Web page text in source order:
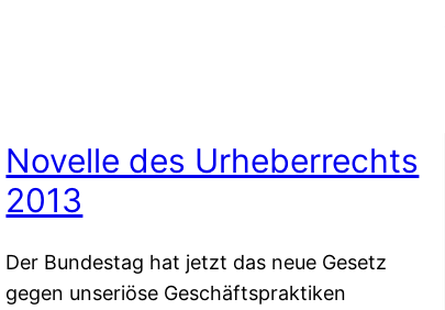
Novelle des Urheberrechts
2013
Der Bundestag hat jetzt das neue Gesetz
gegen unseriöse Geschäftspraktiken